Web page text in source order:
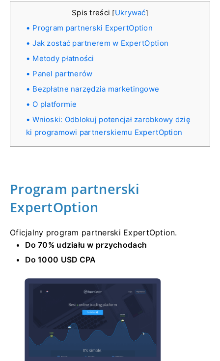
Spis treści [Ukrywać]
Program partnerski ExpertOption
Jak zostać partnerem w ExpertOption
Metody płatności
Panel partnerów
Bezpłatne narzędzia marketingowe
O platformie
Wnioski: Odblokuj potencjał zarobkowy dzię
ki programowi partnerskiemu ExpertOption
Program partnerski
ExpertOption
Oficjalny program partnerski ExpertOption.
Do 70% udziału w przychodach
Do 1000 USD CPA